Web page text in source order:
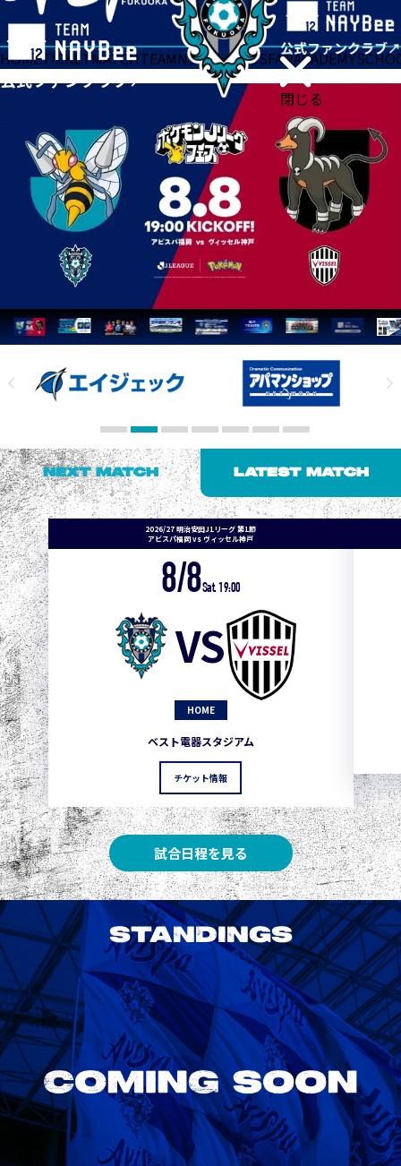
閉じる
HOMETICKETMATCHTEAMNEWSGOODSFANACADEMY
NEXT MATCH LATEST MATCH
2026/27 明治安田J1リーグ 第1節
アビスパ福岡 vs ヴィッセル神戸
8/8Sat. 19:00
VS
HOME
ベスト電器スタジアム
チケット情報
試合日程を見る
STANDINGS